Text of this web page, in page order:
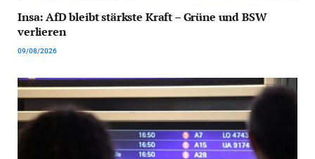
Insa: AfD bleibt stärkste Kraft – Grüne und BSW
verlieren
09/08/2026